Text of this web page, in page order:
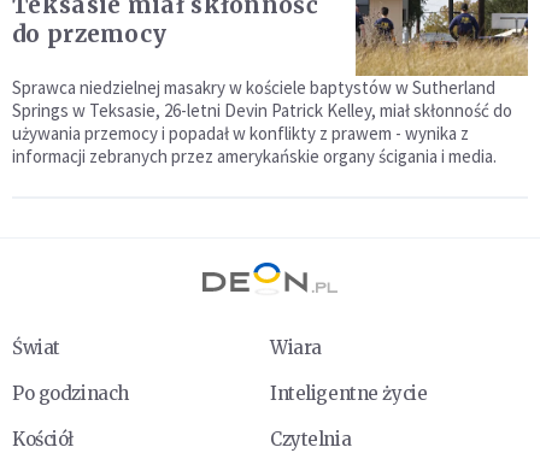
do przemocy
Sprawca niedzielnej masakry w kościele baptystów w Sutherland
Springs w Teksasie, 26-letni Devin Patrick Kelley, miał skłonność do
używania przemocy i popadał w konflikty z prawem - wynika z
informacji zebranych przez amerykańskie organy ścigania i media.
Świat
Wiara
Po godzinach
Inteligentne życie
Kościół
Czytelnia